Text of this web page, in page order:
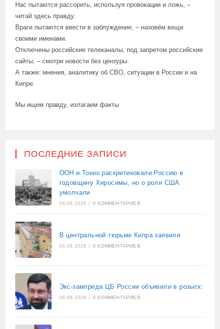
Нас пытаются рассорить, используя провокации и ложь, –
читай здесь правду.
Враги пытаются ввести в заблуждение, – назовём вещи
своими именами.
Отключены российские телеканалы, под запретом российские
сайты, – смотри новости без цензуры.
А также: мнения, аналитику об СВО, ситуации в России и на
Кипре.
Мы ищем правду, излагаем факты
ПОСЛЕДНИЕ ЗАПИСИ
ООН и Токио раскритиковали Россию в
годовщину Хиросимы, но о роли США
умолчали
06.08.2026 / 0 КОММЕНТАРИЕВ
В центральной тюрьме Кипра заявили
06.08.2026 / 0 КОММЕНТАРИЕВ
Экс-зампреда ЦБ России объявили в розыск:
06.08.2026 / 0 КОММЕНТАРИЕВ